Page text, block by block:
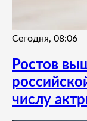
Сегодня, 08:06
Ростов
числу